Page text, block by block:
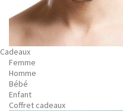
Cadeaux
Femme
Homme
Bébé
Enfant
Coffret cadeaux